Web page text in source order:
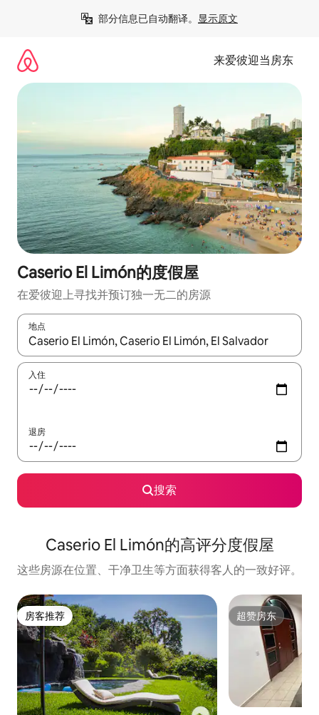
部分信息已自动翻译。 显示原文
来爱彼迎当房东
Caserio El Limón的度假屋
在爱彼迎上寻找并预订独一无二的房源
地点
如有搜索结果，请使用上下方向键查看，或通过点击或滑动手势
入住
退房
搜索
Caserio El Limón的高评分度假屋
这些房源在位置、干净卫生等方面获得客人的一致好评。
房客推荐
房客推荐 超赞房东
超赞房东